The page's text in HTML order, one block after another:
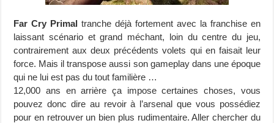
Far Cry Primal tranche déjà fortement avec la franchise en
laissant scénario et grand méchant, loin du centre du jeu,
contrairement aux deux précédents volets qui en faisait leur
force. Mais il transpose aussi son gameplay dans une époque
qui ne lui est pas du tout familière …
12,000 ans en arrière ça impose certaines choses, vous
pouvez donc dire au revoir à l’arsenal que vous possédiez
pour en retrouver un bien plus rudimentaire. Aller chercher du